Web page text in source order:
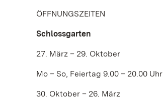
ÖFFNUNGSZEITEN
Schlossgarten
27. März – 29. Oktober
Mo – So, Feiertag 9.00 – 20.00 Uhr
30. Oktober – 26. März